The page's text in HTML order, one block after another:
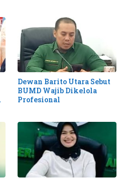
Dewan Barito Utara Sebut
BUMD Wajib Dikelola
Profesional